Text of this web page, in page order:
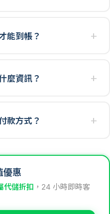
能到帳？
麼資訊？
款方式？
優惠
代儲折扣 ，24 小時即時客